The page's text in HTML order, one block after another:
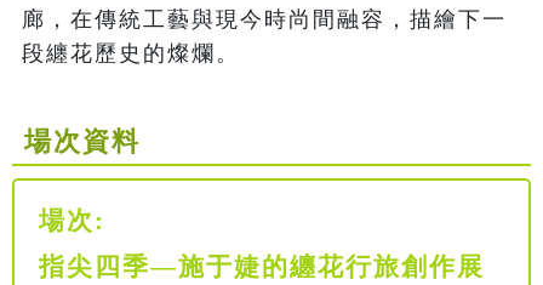
廊，在傳統工藝與現今時尚間融容，描繪下一
段纏花歷史的燦爛。
場次資料
場次:
指尖四季—施于婕的纏花行旅創作展